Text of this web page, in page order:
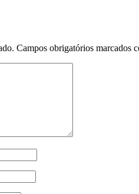
Campos obrigatórios marcados